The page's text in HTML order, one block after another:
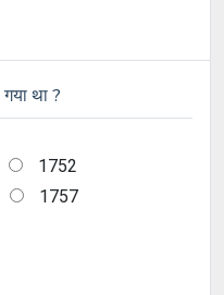
था ?
1752
1757